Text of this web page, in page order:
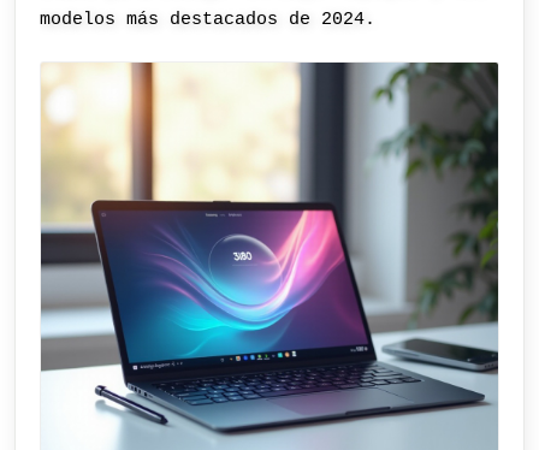
modelos más destacados de 2024.